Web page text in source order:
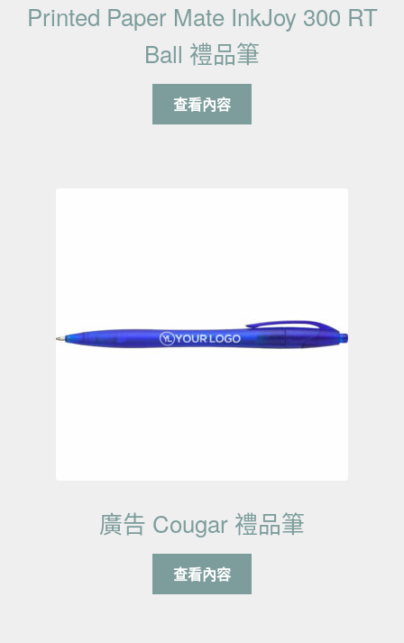
Printed Paper Mate InkJoy 300 RT
Ball 禮品筆
查看內容
廣告 Cougar 禮品筆
查看內容